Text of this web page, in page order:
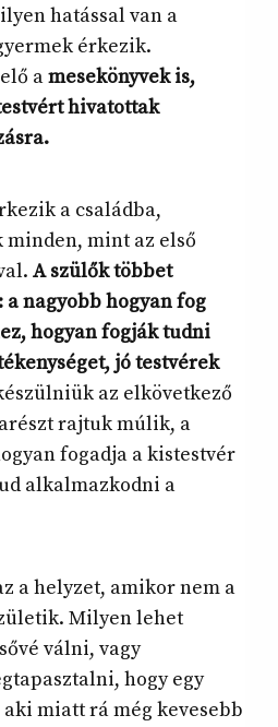
hatással van a
érkezik.
amesekönyvek is,
hivatottak
a családba,
mint az első
A szülők többet
nagyobb hogyan fog
hogyan fogják tudni
jó testvérek
az elkövetkező
rajtuk múlik, a
fogadja a kistestvér
alkalmazkodni a
a helyzet, amikor nem a
Milyen lehet
válni, vagy
hogy egy
miatt rá még kevesebb